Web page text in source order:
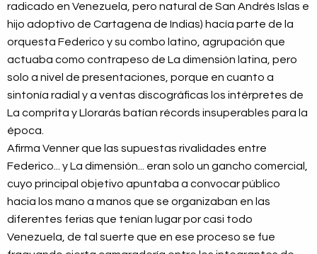
radicado en Venezuela, pero natural de San Andrés Islas e
hijo adoptivo de Cartagena de Indias) hacía parte de la
orquesta Federico y su combo latino, agrupación que
actuaba como contrapeso de La dimensión latina, pero
solo a nivel de presentaciones, porque en cuanto a
sintonía radial y a ventas discográficas los intérpretes de
La comprita y Llorarás batían récords insuperables para la
época.
Afirma Venner que las supuestas rivalidades entre
Federico... y La dimensión... eran solo un gancho comercial,
cuyo principal objetivo apuntaba a convocar público
hacia los mano a manos que se organizaban en las
diferentes ferias que tenían lugar por casi todo
Venezuela, de tal suerte que en ese proceso se fue